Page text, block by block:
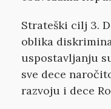
Strateški cilj 3.
oblika
uspostavljanju
sve dece
razvoju i dece